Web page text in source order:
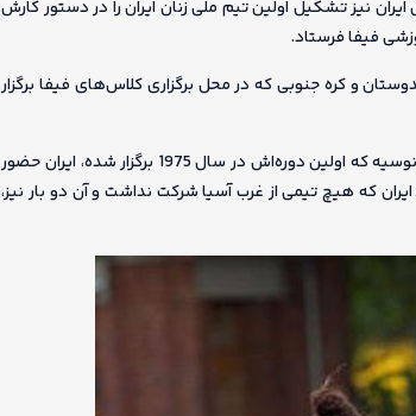
نیز تشکیل اولین تیم ملی زنان ایران را در دستور کارش
فیفا فرستاد.
و کره جنوبی که در محل برگزاری کلاس‌های فیفا برگزار
بر اساس اسناد کنفدراسیون فوتبال آسیا، در تاریخ جام ملت‌های زنان آسیا و اقیانوسیه که اولین دوره‌اش در سال 1975 برگزار شده، ایران حضور
که هیچ تیمی از غرب آسیا شرکت نداشت و آن دو بار نیز،